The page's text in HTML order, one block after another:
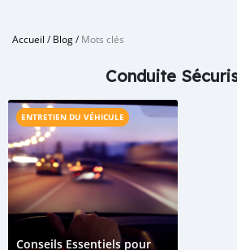
Accueil /Blog/Mots clés
Conduite
ENTRETIEN DU VÉHICULE
Conseils Essentiels pour